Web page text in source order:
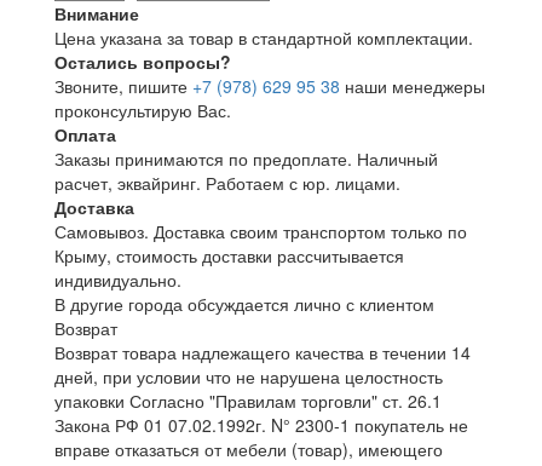
Внимание
Цена указана за товар в стандартной комплектации.
Остались вопросы?
Звоните, пишите +7 (978) 629 95 38 наши менеджеры
проконсультирую Вас.
Оплата
Заказы принимаются по предоплате. Наличный
расчет, эквайринг. Работаем с юр. лицами.
Доставка
Самовывоз. Доставка своим транспортом только по
Крыму, стоимость доставки рассчитывается
индивидуально.
В другие города обсуждается лично с клиентом
Возврат
Возврат товара надлежащего качества в течении 14
дней, при условии что не нарушена целостность
упаковки Согласно "Правилам торговли" ст. 26.1
Закона РФ 01 07.02.1992г. N° 2300-1 покупатель не
вправе отказаться от мебели (товар), имеющего